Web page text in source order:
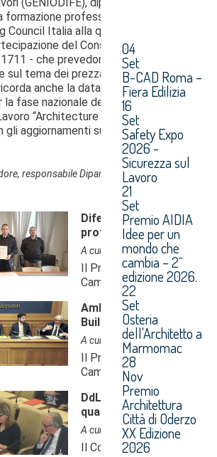
04
Set
B-CAD Roma –
Fiera Edilizia
16
Set
Safety Expo
2026 -
Sicurezza sul
Lavoro
21
Set
Premio AIDIA
Idee per un
mondo che
cambia – 2^
edizione 2026.
22
Set
Osteria
dell'Architetto a
Marmomac
28
Nov
Premio
Architettura
Città di Oderzo
XX Edizione
2026